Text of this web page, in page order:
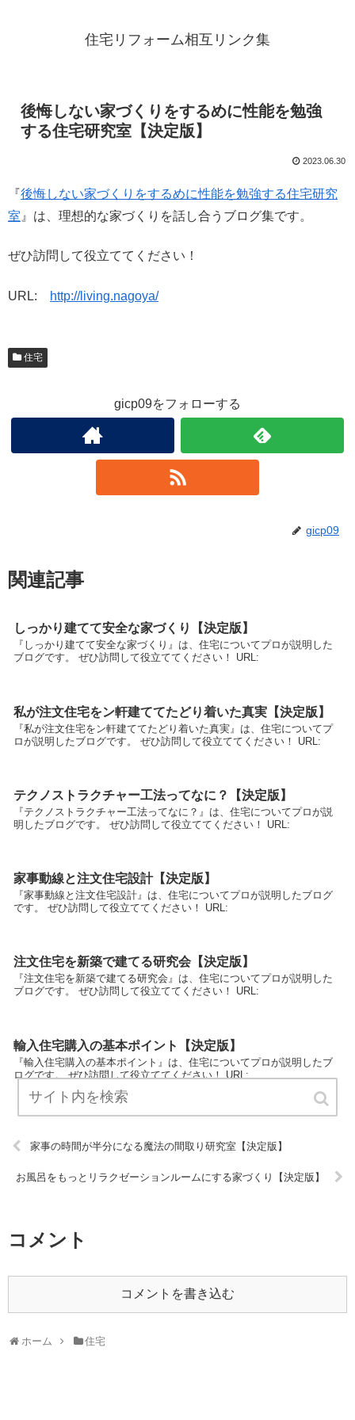
住宅リフォーム相互リンク集
後悔しない家づくりをするめに性能を勉強
する住宅研究室【決定版】
2023.06.30
『後悔しない家づくりをするめに性能を勉強する住宅研究
室 』は、理想的な家づくりを話し合うブログ集です。
ぜひ訪問して役立ててください！
URL: http://living.nagoya/
住宅
gicp09をフォローする
gicp09
関連記事
しっかり建てて安全な家づくり【決定版】
『しっかり建てて安全な家づくり』は、住宅についてプロが説明した
ブログです。 ぜひ訪問して役立ててください！ URL:
私が注文住宅をン軒建ててたどり着いた真実【決定版】
『私が注文住宅をン軒建ててたどり着いた真実』は、住宅についてプ
ロが説明したブログです。 ぜひ訪問して役立ててください！ URL:
テクノストラクチャー工法ってなに？【決定版】
『テクノストラクチャー工法ってなに？』は、住宅についてプロが説
明したブログです。 ぜひ訪問して役立ててください！ URL:
家事動線と注文住宅設計【決定版】
『家事動線と注文住宅設計』は、住宅についてプロが説明したブログ
です。 ぜひ訪問して役立ててください！ URL:
注文住宅を新築で建てる研究会【決定版】
『注文住宅を新築で建てる研究会』は、住宅についてプロが説明した
ブログです。 ぜひ訪問して役立ててください！ URL:
輸入住宅購入の基本ポイント【決定版】
『輸入住宅購入の基本ポイント』は、住宅についてプロが説明したブ
ログです。 ぜひ訪問して役立ててください！ URL:
家事の時間が半分になる魔法の間取り研究室【決定版】
お風呂をもっとリラクゼーションルームにする家づくり【決定版】
コメント
コメントを書き込む
ホーム 住宅